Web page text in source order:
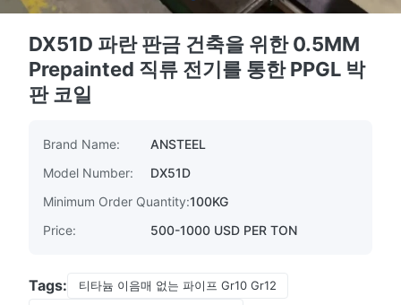
DX51D 파란 판금 건축을 위한 0.5MM
Prepainted 직류 전기를 통한 PPGL 박
판 코일
Brand Name:
ANSTEEL
Model Number:
DX51D
Minimum Order Quantity:100KG
Price:
500-1000 USD PER TON
Tags:
티타늄 이음매 없는 파이프 Gr10 Gr12